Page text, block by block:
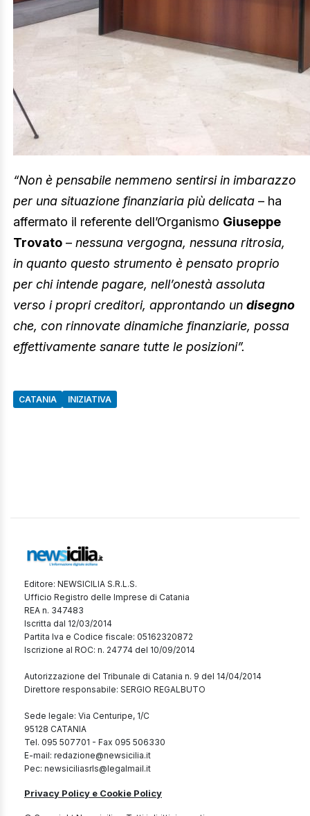
“Non è pensabile nemmeno sentirsi in imbarazzo
per una situazione finanziaria più delicata – ha
affermato il referente dell’Organismo Giuseppe
Trovato – nessuna vergogna, nessuna ritrosia,
in quanto questo strumento è pensato proprio
per chi intende pagare, nell’onestà assoluta
verso i propri creditori, approntando un disegno
che, con rinnovate dinamiche finanziarie, possa
effettivamente sanare tutte le posizioni”.
CATANIA INIZIATIVA
Editore: NEWSICILIA S.R.L.S.
Ufficio Registro delle Imprese di Catania
REA n. 347483
Iscritta dal 12/03/2014
Partita Iva e Codice fiscale: 05162320872
Iscrizione al ROC: n. 24774 del 10/09/2014
Autorizzazione del Tribunale di Catania n. 9 del 14/04/2014
Direttore responsabile: SERGIO REGALBUTO
Sede legale: Via Centuripe, 1/C
95128 CATANIA
Tel. 095 507701 - Fax 095 506330
E-mail: redazione@newsicilia.it
Pec: newsiciliasrls@legalmail.it
Privacy Policy e Cookie Policy